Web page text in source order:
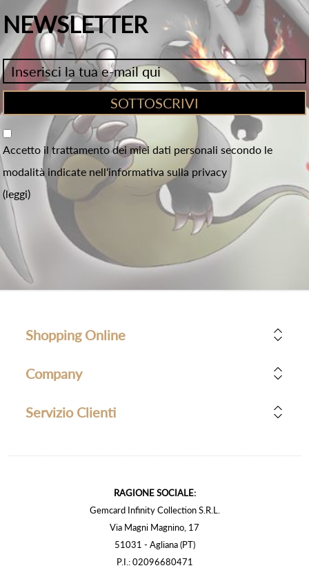
NEWSLETTER
Accetto il trattamento dei miei dati personali secondo le
modalità indicate nell'informativa sulla privacy
(leggi)
Shopping Online
Company
Servizio Clienti
RAGIONE SOCIALE:
Gemcard Infinity Collection S.R.L.
Via Magni Magnino, 17
51031 - Agliana (PT)
P.I.: 02096680471